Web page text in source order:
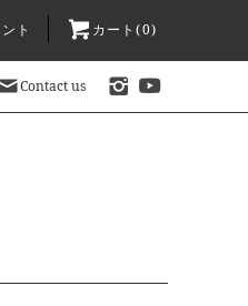
ト カート(0)
Contact us